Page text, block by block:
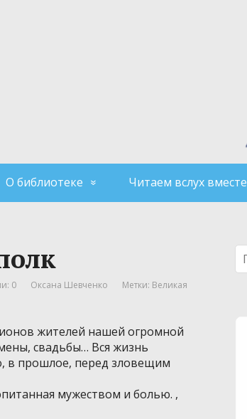
О библиотеке Читаем вслух вместе
0 Оксана Шевченко Метки: Великая
жителей нашей огромной
свадьбы… Вся жизнь
в прошлое, перед зловещим
мужеством и болью. ,